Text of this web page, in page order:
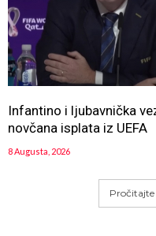
Infantino i ljubavnička
novčana isplata iz UEFA
8 Augusta, 2026
Pročitajte